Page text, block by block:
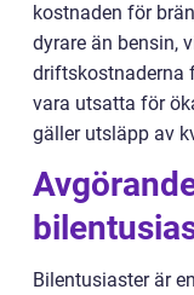
kostnaden för
dyrare än bensin,
driftskostnaderna
vara utsatta för
gäller utsläpp av
Bilentusiaster är